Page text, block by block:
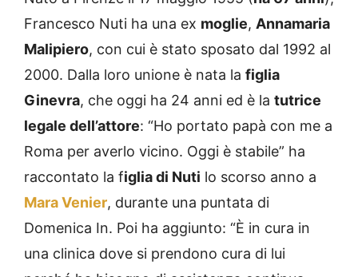
Francesco Nuti ha una ex moglie, Annamaria
Malipiero, con cui è stato sposato dal 1992 al
2000. Dalla loro unione è nata la figlia
Ginevra, che oggi ha 24 anni ed è la tutrice
legale dell’attore: “Ho portato papà con me a
Roma per averlo vicino. Oggi è stabile” ha
raccontato la figlia di Nuti lo scorso anno a
Mara Venier, durante una puntata di
Domenica In. Poi ha aggiunto: “È in cura in
una clinica dove si prendono cura di lui